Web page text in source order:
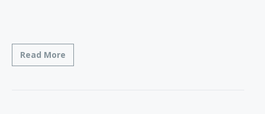
Read More